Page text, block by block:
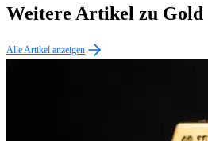
Weitere Artikel zu Gold
Alle Artikel anzeigen